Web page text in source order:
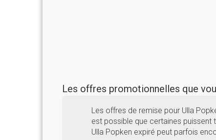
Les offres promotionnelles que
Les offres de remise pour Ulla
est possible que certaines puissent
Ulla Popken expiré peut parfois